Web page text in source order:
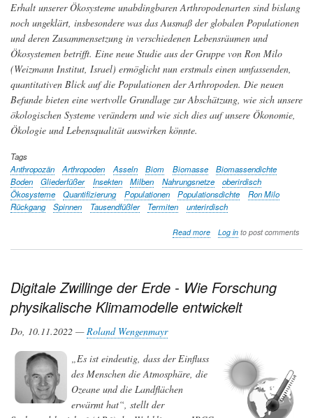
Erhalt unserer Ökosysteme unabdingbaren Arthropodenarten sind bislang
noch ungeklärt, insbesondere was das Ausmaß der globalen Populationen
und deren Zusammensetzung in verschiedenen Lebensräumen und
Ökosystemen betrifft. Eine neue Studie aus der Gruppe von Ron Milo
(Weizmann Institut, Israel) ermöglicht nun erstmals einen umfassenden,
quantitativen Blick auf die Populationen der Arthropoden. Die neuen
Befunde bieten eine wertvolle Grundlage zur Abschätzung, wie sich unsere
ökologischen Systeme verändern und wie sich dies auf unsere Ökonomie,
Ökologie und Lebensqualität auswirken könnte.
Tags
Anthropozän
Arthropoden Asseln Biom Biomasse
Biomassendichte
Boden
Gliederfüßer Insekten Milben Nahrungsnetze
oberirdisch
Ökosysteme
Quantifizierung Populationen Populationsdichte
Ron Milo
Rückgang
Spinnen Tausendfüßler Termiten unterirdisch
Read moreabout
fleucht
Wie
Log into post comments
Digitale Zwillinge der Erde - Wie Forschung
physikalische Klimamodelle entwickelt
Do, 10.11.2022 —Roland Wengenmayr
„Es ist eindeutig, dass der Einfluss
des Menschen die Atmosphäre, die
Ozeane und die Landflächen
erwärmt hat“, stellt der